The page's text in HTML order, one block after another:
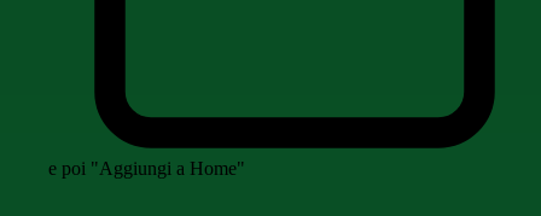
e poi "Aggiungi a Home"